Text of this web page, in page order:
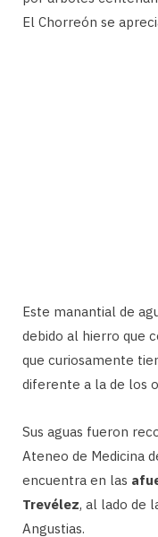
El Chorreón se
Este manantial de
debido al hierro que
que curiosamente
diferente a la de los
Sus aguas fueron
Ateneo de Medicina
encuentra en las
Trevélez, al lado de
Angustias.